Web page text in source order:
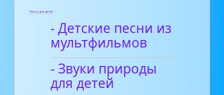
Песни для детей
- Детские песни из
мультфильмов
- Звуки природы
для детей